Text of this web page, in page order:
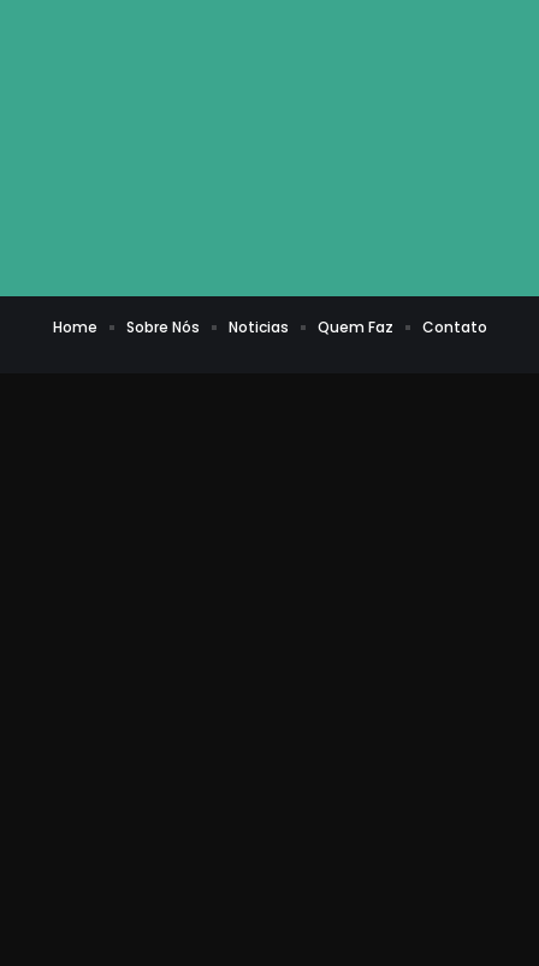
Home Sobre Nós Noticias Quem Faz Contato